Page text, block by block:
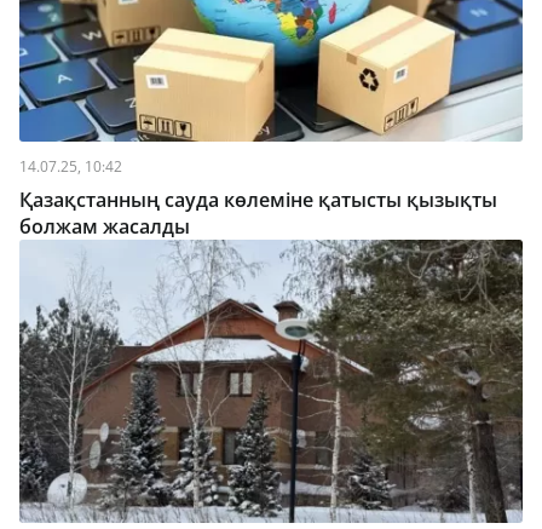
14.07.25, 10:42
Қазақстанның сауда көлеміне қатысты қызықты
болжам жасалды